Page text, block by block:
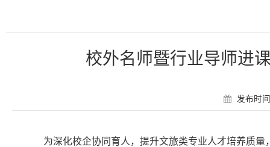
校外名师暨行业导师进
发布时
为深化校企协同育人，提升文旅类专业人才培养质量